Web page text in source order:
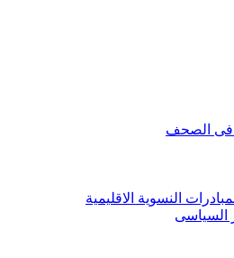
الصحف
النسوية الاقليمية